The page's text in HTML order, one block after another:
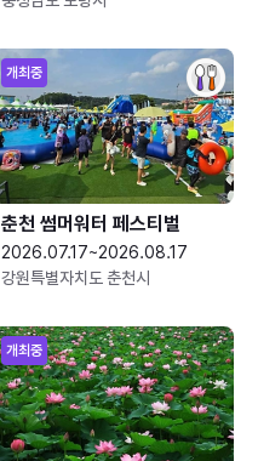
개최중
춘천 썸머워터 페스티벌
2026.07.17~2026.08.17
강원특별자치도 춘천시
개최중